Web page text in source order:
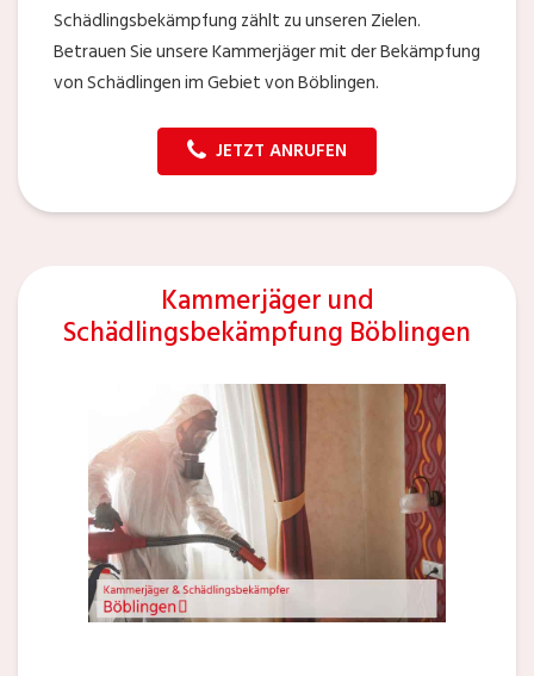
Schädlingsbekämpfung zählt zu unseren Zielen.
Betrauen Sie unsere Kammerjäger mit der Bekämpfung
von Schädlingen im Gebiet von Böblingen.
JETZT ANRUFEN
Kammerjäger und
Schädlingsbekämpfung Böblingen